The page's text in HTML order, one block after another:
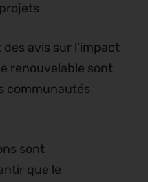
avis sur l’impact
renouvelable sont
communautés
sont
que le